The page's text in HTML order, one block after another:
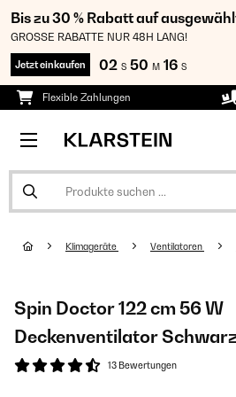
Bis zu 30 % Rabatt auf
GROSSE RABATTE NUR 48H LANG!
Jetzt einkaufen 02 S 50 M 16 S
Flexible Zahlungen
Klimageräte Ventilatoren
Spin Doctor 122 cm 56 W
Deckenventilator Schwarz
13 Bewertungen